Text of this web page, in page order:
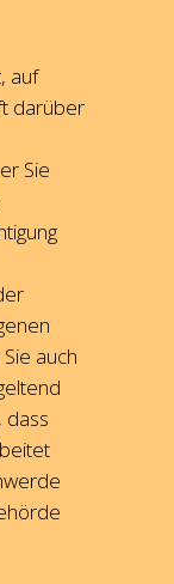
auf
darüber
Sie
auch
dass